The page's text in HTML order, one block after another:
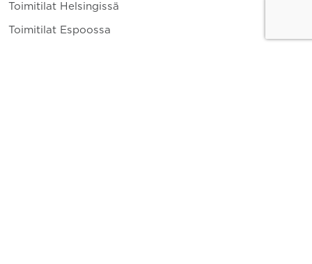
Toimitilat Helsingissä
Toimitilat Espoossa